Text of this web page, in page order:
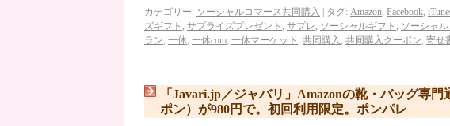
カテゴリー: ソーシャルコマース共同購入 タグ: Amazon, Facebook,
ズギフト , サプライズプレゼント , サプレ, ソーシャルギフト , ソーシャ
ラン, 一休, 一休com, 一休マーケット , 共同購入 , 共同購入クーポン, 寄せ
「Javari.jp／ジャバリ」Amazonの靴・バッグ専
ポン）が980円で。初回利用限定。ポンパレ